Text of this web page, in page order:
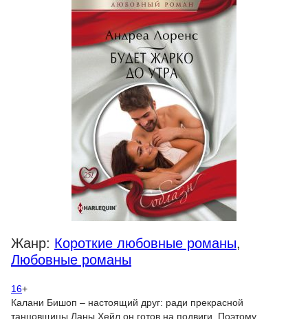
Жанр: Короткие любовные романы,
Любовные романы
16+
Калани Бишоп – настоящий друг: ради прекрасной
танцовщицы Ланы Хейл он готов на подвиги. Поэтому